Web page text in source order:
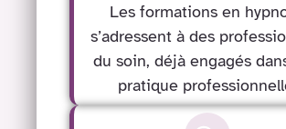
Les formations en
s’adressent à des
du soin, déjà engagés
pratique